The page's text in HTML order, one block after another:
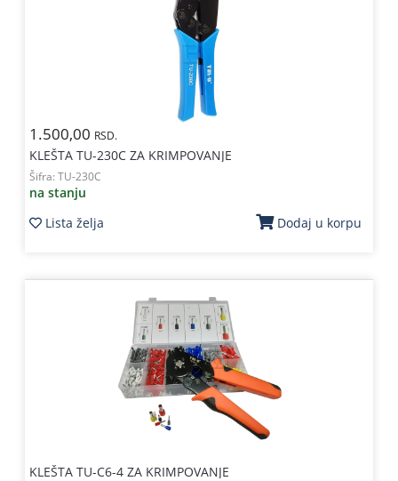
1.500,00 RSD.
KLEŠTA TU-230C ZA KRIMPOVANJE
Šifra: TU-230C
na stanju
Lista želja
Dodaj u korpu
KLEŠTA TU-C6-4 ZA KRIMPOVANJE